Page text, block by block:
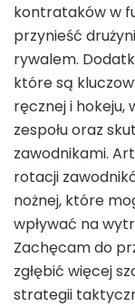
kontrataków w
przynieść
rywalem.
które są
ręcznej i hokeju,
zespołu oraz
zawodnikami.
rotacji
nożnej, które
wpływać na
Zachęcam do
zgłębić więcej
strategii